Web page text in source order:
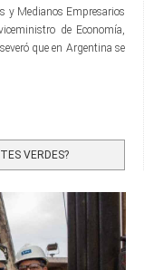
y Medianos Empresarios
de Economía,
que en Argentina se
VERDES?